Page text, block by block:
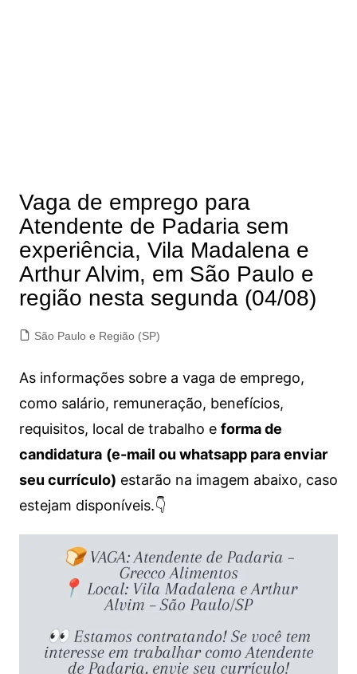
Vaga de emprego para
Atendente de Padaria sem
experiência, Vila Madalena e
Arthur Alvim, em São Paulo e
região nesta segunda (04/08)
São Paulo e Região (SP)
As informações sobre a vaga de emprego,
como salário, remuneração, benefícios,
requisitos, local de trabalho e forma de
candidatura (e-mail ou whatsapp para enviar
seu currículo) estarão na imagem abaixo, caso
estejam disponíveis.👇